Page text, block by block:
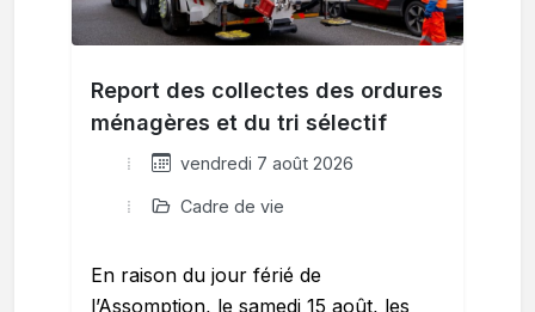
Report des collectes des ordures
ménagères et du tri sélectif
vendredi 7 août 2026
Cadre de vie
En raison du jour férié de
l’Assomption, le samedi 15 août, les